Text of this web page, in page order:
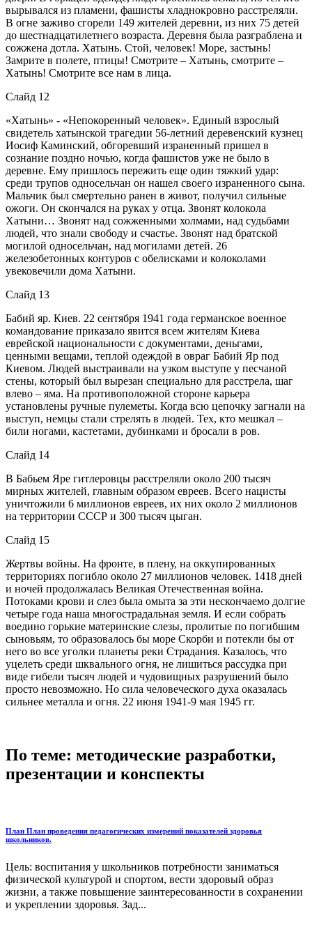
вырывался из пламени, фашисты хладнокровно расстреляли.
В огне заживо сгорели 149 жителей деревни, из них 75 детей
до шестнадцатилетнего возраста. Деревня была разграблена и
сожжена дотла. Хатынь. Стой, человек! Море, застынь!
Замрите в полете, птицы! Смотрите – Хатынь, смотрите –
Хатынь! Смотрите все нам в лица.
Слайд 12
«Хатынь» - «Непокоренный человек». Единый взрослый
свидетель хатынской трагедии 56-летний деревенский кузнец
Иосиф Каминский, обгоревший израненный пришел в
сознание поздно ночью, когда фашистов уже не было в
деревне. Ему пришлось пережить еще один тяжкий удар:
среди трупов односельчан он нашел своего израненного сына.
Мальчик был смертельно ранен в живот, получил сильные
ожоги. Он скончался на руках у отца. Звонят колокола
Хатыни… Звонят над сожженными холмами, над судьбами
людей, что знали свободу и счастье. Звонят над братской
могилой односельчан, над могилами детей. 26
железобетонных контуров с обелисками и колоколами
увековечили дома Хатыни.
Слайд 13
Бабий яр. Киев. 22 сентября 1941 года германское военное
командование приказало явится всем жителям Киева
еврейской национальности с документами, деньгами,
ценными вещами, теплой одеждой в овраг Бабий Яр под
Киевом. Людей выстраивали на узком выступе у песчаной
стены, который был вырезан специально для расстрела, шаг
влево – яма. На противоположной стороне карьера
установлены ручные пулеметы. Когда всю цепочку загнали на
выступ, немцы стали стрелять в людей. Тех, кто мешкал –
били ногами, кастетами, дубинками и бросали в ров.
Слайд 14
В Бабьем Яре гитлеровцы расстреляли около 200 тысяч
мирных жителей, главным образом евреев. Всего нацисты
уничтожили 6 миллионов евреев, их них около 2 миллионов
на территории СССР и 300 тысяч цыган.
Слайд 15
Жертвы войны. На фронте, в плену, на оккупированных
территориях погибло около 27 миллионов человек. 1418 дней
и ночей продолжалась Великая Отечественная война.
Потоками крови и слез была омыта за эти нескончаемо долгие
четыре года наша многострадальная земля. И если собрать
воедино горькие материнские слезы, пролитые по погибшим
сыновьям, то образовалось бы море Скорби и потекли бы от
него во все уголки планеты реки Страдания. Казалось, что
уцелеть среди шквального огня, не лишиться рассудка при
виде гибели тысяч людей и чудовищных разрушений было
просто невозможно. Но сила человеческого духа оказалась
сильнее металла и огня. 22 июня 1941-9 мая 1945 гг.
По теме: методические разработки,
презентации и конспекты
План План проведения педагогических измерений показателей здоровья
школьников.
Цель: воспитания у школьников потребности заниматься
физической культурой и спортом, вести здоровый образ
жизни, а также повышение заинтересованности в сохранении
и укреплении здоровья. Зад...